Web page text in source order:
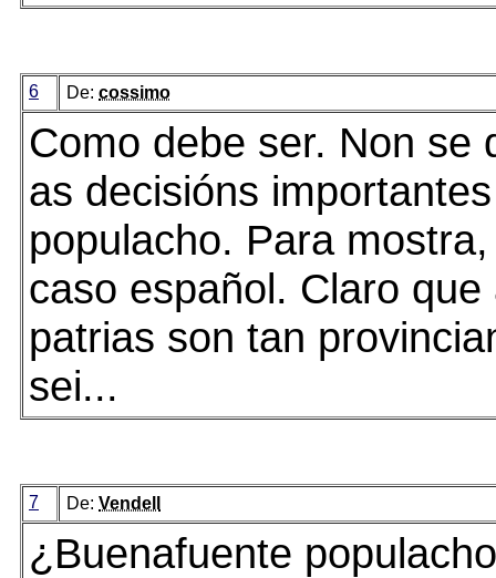
6 De: cossimo
Como debe ser. Non se
as decisións
populacho. Para
caso español. Claro que
patrias son tan
sei...
7 De: Vendell
¿Buenafuente